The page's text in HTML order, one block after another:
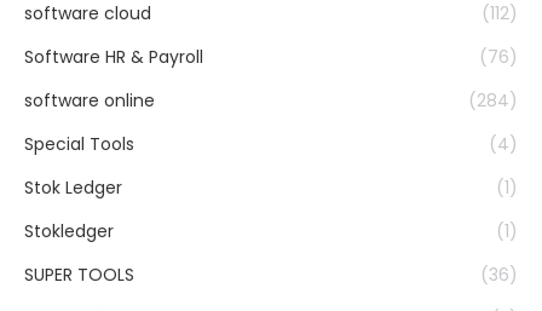
software cloud
(112)
Software HR & Payroll
(76)
software online
(284)
Special Tools
(4)
Stok Ledger
(1)
Stokledger
(1)
SUPER TOOLS
(36)